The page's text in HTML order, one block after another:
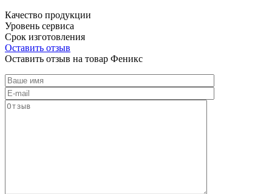
Качество продукции
Уровень сервиса
Срок изготовления
Оставить отзыв
Оставить отзыв на товар Феникс